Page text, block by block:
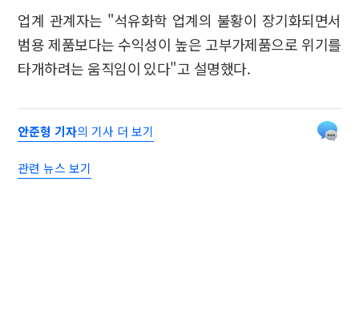
업계 관계자는 "석유화학 업계의 불황이 장기화되면서
범용 제품보다는 수익성이 높은 고부가제품으로 위기를
타개하려는 움직임이 있다"고 설명했다.
안준형 기자의 기사 더 보기
관련 뉴스 보기